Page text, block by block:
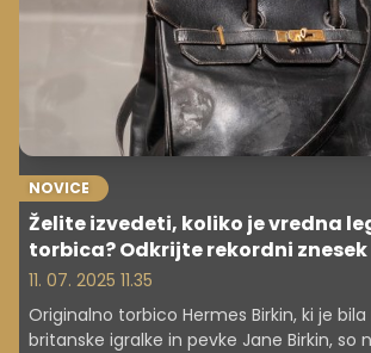
NOVICE
Želite izvedeti, koliko je vredna
torbica? Odkrijte rekordni znesek
11. 07. 2025 11.35
Originalno torbico Hermes Birkin, ki je
britanske igralke in pevke Jane Birkin, so